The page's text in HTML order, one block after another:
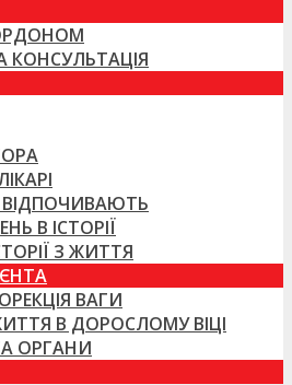
ВІДПОЧИВАЮТЬ
В ІСТОРІЇ
З ЖИТТЯ
ВАГИ
В ДОРОСЛОМУ ВІЦІ
ОРГАНИ